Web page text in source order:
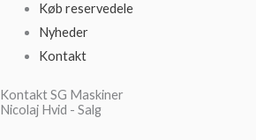
Køb reservedele
Nyheder
Kontakt
Kontakt SG Maskiner
Nicolaj Hvid - Salg